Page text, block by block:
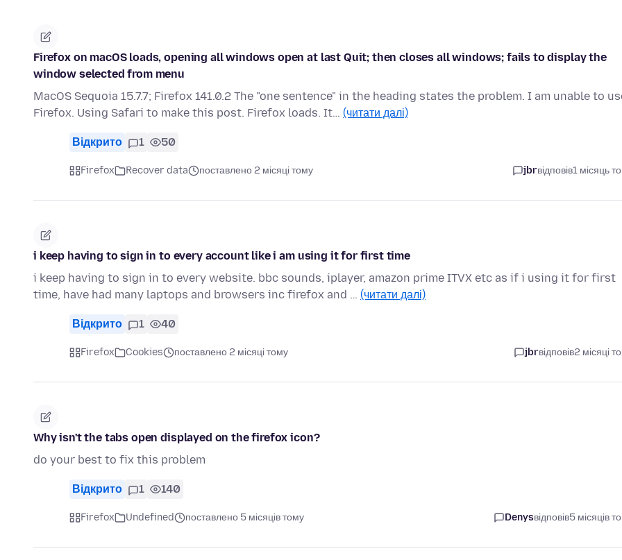
Firefox on macOS loads, opening all windows open at last Quit; then closes all windows; fails to display the
window selected from menu
MacOS Sequoia 15.7.7; Firefox 141.0.2 The "one sentence" in the heading states the problem. I am unable to
Firefox. Using Safari to make this post. Firefox loads. It… (читати далі)
Відкрито 1 50
Firefox Recover data поставлено 2 місяці тому jbrвідповів1 місяць
i keep having to sign in to every account like i am using it for first time
i keep having to sign in to every website. bbc sounds, iplayer, amazon prime ITVX etc as if i using it for first
time, have had many laptops and browsers inc firefox and … (читати далі)
Відкрито 1 40
Firefox Cookies поставлено 2 місяці тому jbrвідповів2 місяці
Why isn't the tabs open displayed on the firefox icon?
do your best to fix this problem
Відкрито 1 140
Firefox Undefined поставлено 5 місяців тому Denysвідповів5 місяців